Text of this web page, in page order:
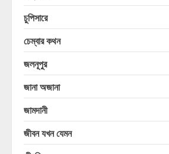
চুপিসারে
চেম্বার কথন
জলনূপুর
জানা অজানা
জামদানী
জীবন যখন যেমন